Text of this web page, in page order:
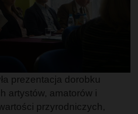
prezentacja dorobku
artystów, amatorów i
przyrodniczych,